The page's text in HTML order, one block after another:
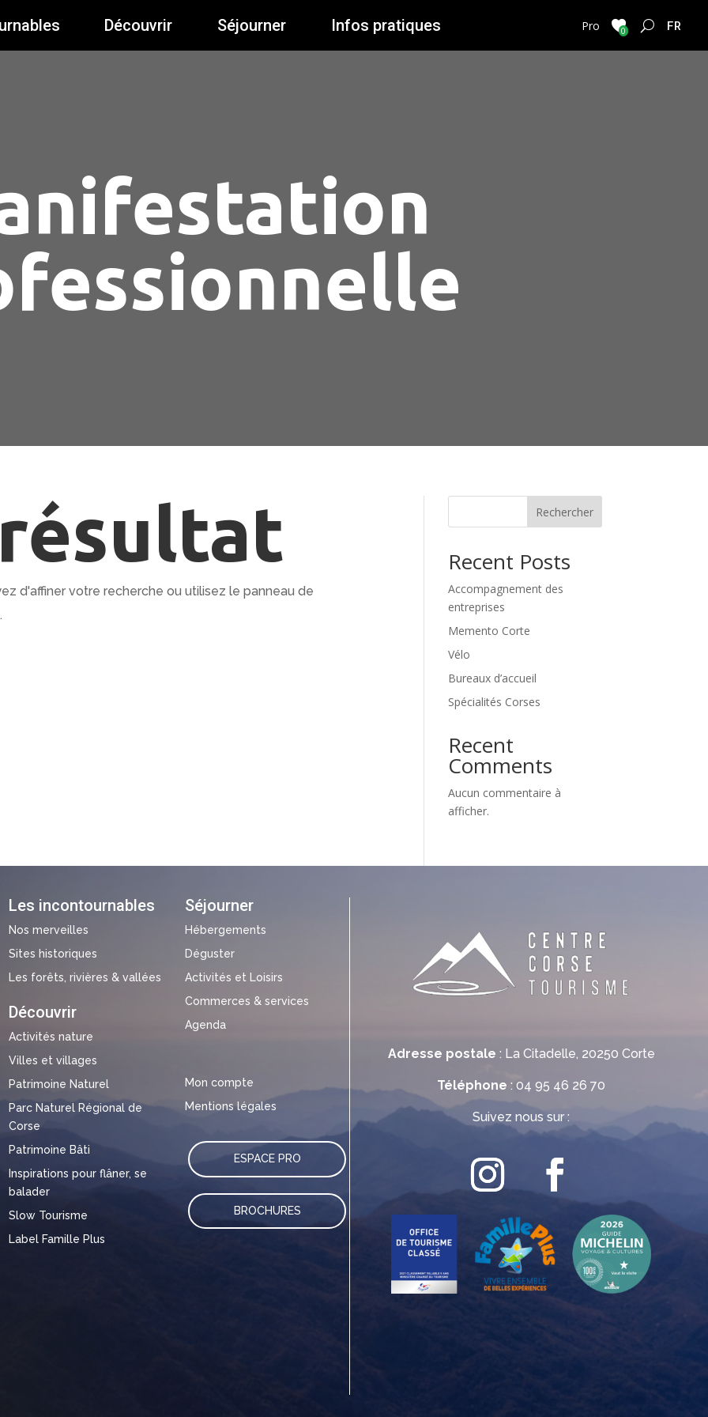
Découvrir Séjourner Infos pratiques Pro 0
d'affiner votre recherche ou utilisez le panneau de
Rechercher
Recent Posts
Accompagnement des
entreprises
Memento Corte
Vélo
Bureaux d’accueil
Spécialités Corses
Recent
Comments
Aucun commentaire à
afficher.
Adresse postale : La Citadelle, 20250 Corte
Téléphone : 04 95 46 26 70
Suivez nous sur :
Les incontournables
Nos merveilles
Sites historiques
Les forêts, rivières & vallées
Découvrir
Activités nature
Villes et villages
Patrimoine Naturel
Parc Naturel Régional de
Corse
Patrimoine Bâti
Inspirations pour flâner, se
balader
Slow Tourisme
Label Famille Plus
Séjourner
Hébergements
Déguster
Activités et Loisirs
Commerces & services
Agenda
Mon compte
Mentions légales
ESPACE PRO
BROCHURES